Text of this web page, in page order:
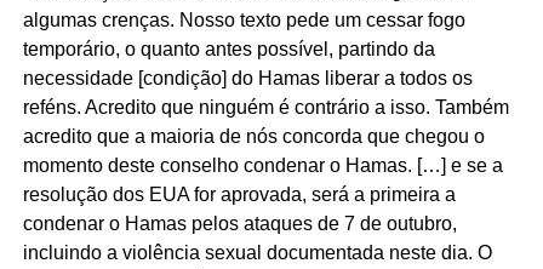
algumas crenças. Nosso texto pede um cessar fogo
temporário, o quanto antes possível, partindo da
necessidade [condição] do Hamas liberar a todos os
reféns. Acredito que ninguém é contrário a isso. Também
acredito que a maioria de nós concorda que chegou o
momento deste conselho condenar o Hamas. […] e se a
resolução dos EUA for aprovada, será a primeira a
condenar o Hamas pelos ataques de 7 de outubro,
incluindo a violência sexual documentada neste dia. O